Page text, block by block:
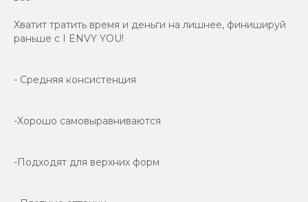
Хватит тратить время и деньги на лишнее, финишируй
раньше с I ENVY YOU!
- Средняя консистенция
-Хорошо самовыравниваются
-Подходят для верхних форм